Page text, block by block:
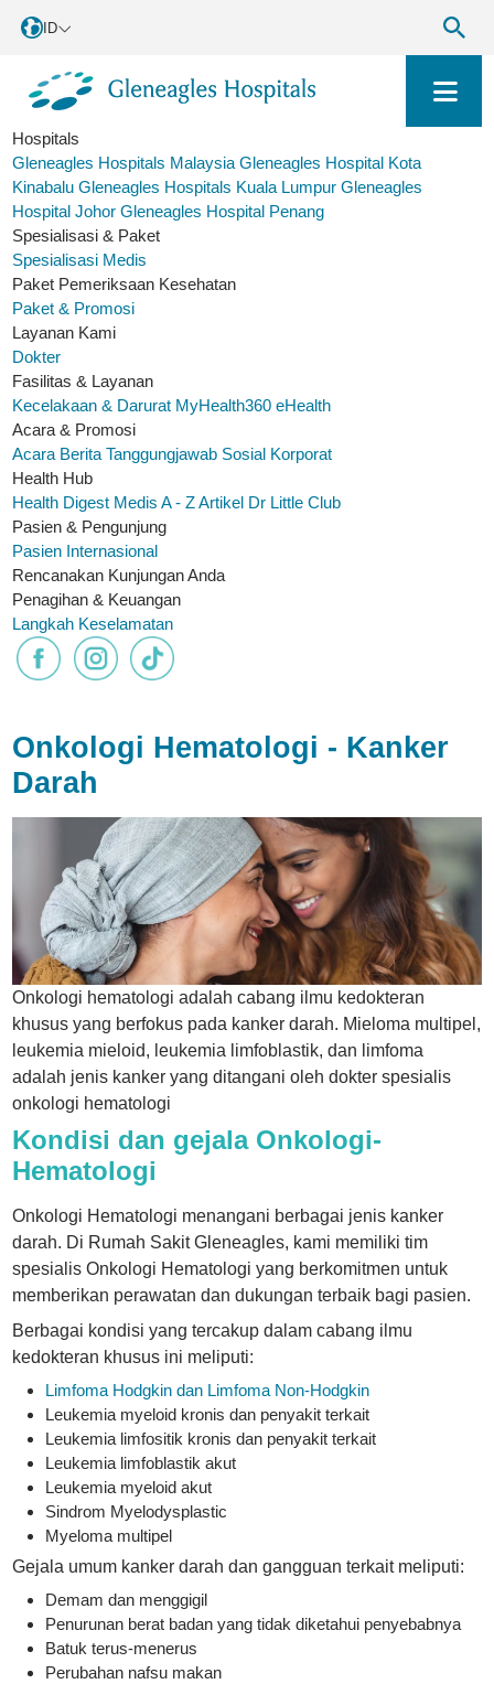
ID
Hospitals
Gleneagles Hospitals Malaysia Gleneagles Hospital Kota
Kinabalu Gleneagles Hospitals Kuala Lumpur Gleneagles
Hospital Johor Gleneagles Hospital Penang
Spesialisasi & Paket
Spesialisasi Medis
Paket Pemeriksaan Kesehatan
Paket & Promosi
Layanan Kami
Dokter
Fasilitas & Layanan
Kecelakaan & Darurat MyHealth360 eHealth
Acara & Promosi
Acara Berita Tanggungjawab Sosial Korporat
Health Hub
Health Digest Medis A - ZArtikel Dr Little Club
Pasien & Pengunjung
Pasien Internasional
Rencanakan Kunjungan Anda
Penagihan & Keuangan
Langkah Keselamatan
Onkologi Hematologi - Kanker
Darah
Onkologi hematologi adalah cabang ilmu kedokteran
khusus yang berfokus pada kanker darah. Mieloma multipel,
leukemia mieloid, leukemia limfoblastik, dan limfoma
adalah jenis kanker yang ditangani oleh dokter spesialis
onkologi hematologi
Kondisi dan gejala Onkologi-
Hematologi
Onkologi Hematologi menangani berbagai jenis kanker
darah. Di Rumah Sakit Gleneagles, kami memiliki tim
spesialis Onkologi Hematologi yang berkomitmen untuk
memberikan perawatan dan dukungan terbaik bagi pasien.
Berbagai kondisi yang tercakup dalam cabang ilmu
kedokteran khusus ini meliputi:
Limfoma Hodgkin dan Limfoma Non-Hodgkin
Leukemia myeloid kronis dan penyakit terkait
Leukemia limfositik kronis dan penyakit terkait
Leukemia limfoblastik akut
Leukemia myeloid akut
Sindrom Myelodysplastic
Myeloma multipel
Gejala umum kanker darah dan gangguan terkait meliputi:
Demam dan menggigil
Penurunan berat badan yang tidak diketahui penyebabnya
Batuk terus-menerus
Perubahan nafsu makan